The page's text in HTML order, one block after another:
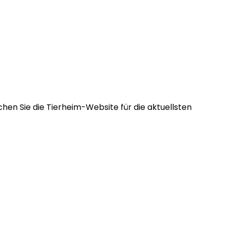
Sie die Tierheim-Website für die aktuellsten